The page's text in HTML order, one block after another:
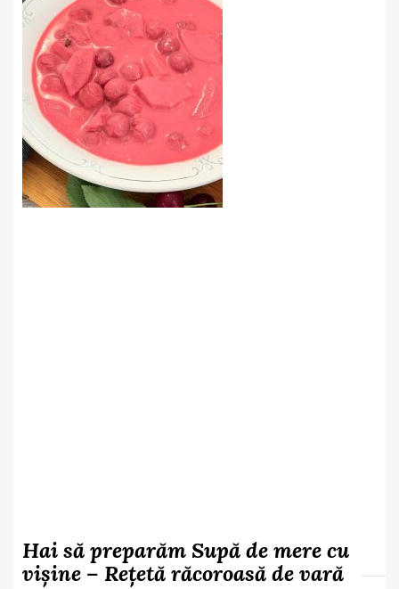
Hai să preparăm Supă de mere cu
vișine – Rețetă răcoroasă de vară